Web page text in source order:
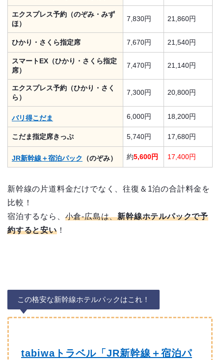
エクスプレス予約（のぞみ・みず
ほ）
7,830円 21,860円
ひかり・さくら指定席 7,670円 21,540円
スマートEX（ひかり・さくら指定
席）
7,470円 21,140円
エクスプレス予約（ひかり・さく
ら）
7,300円 20,800円
バリ得こだま 6,000円 18,200円
こだま指定席きっぷ 5,740円 17,680円
JR新幹線＋宿泊パック （のぞみ） 約5,600円 17,400円
新幹線の片道料金だけでなく、往復＆1泊の合計料金を
比較！
宿泊するなら、 小倉-広島は、新幹線ホテルパックで予
約すると安い！
この格安な新幹線ホテルパックはこれ！
tabiwaトラベル「JR新幹線＋宿泊パ